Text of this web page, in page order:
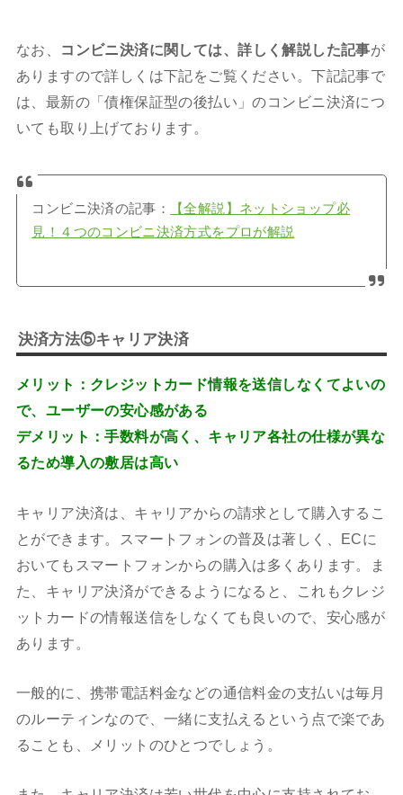
なお、 コンビニ決済に関しては、詳しく解説した記事が
ありますので詳しくは下記をご覧ください。下記記事で
は、最新の「債権保証型の後払い」のコンビニ決済につ
いても取り上げております。
コンビニ決済の記事：
【全解説】ネットショップ必
見！４つのコンビニ決済方式をプロが解説
決済方法⑤キャリア決済
メリット：クレジットカード情報を送信しなくてよいの
で、ユーザーの安心感がある
デメリット：手数料が高く、キャリア各社の仕様が異な
るため導入の敷居は高い
キャリア決済は、キャリアからの請求として購入するこ
とができます。スマートフォンの普及は著しく、ECに
おいてもスマートフォンからの購入は多くあります。ま
た、キャリア決済ができるようになると、これもクレジ
ットカードの情報送信をしなくても良いので、安心感が
あります。
一般的に、携帯電話料金などの通信料金の支払いは毎月
のルーティンなので、一緒に支払えるという点で楽であ
ることも、メリットのひとつでしょう。